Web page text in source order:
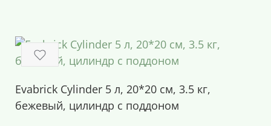
Evabrick Cylinder 5 л, 20*20 см, 3.5 кг,
бежевый, цилиндр c поддоном